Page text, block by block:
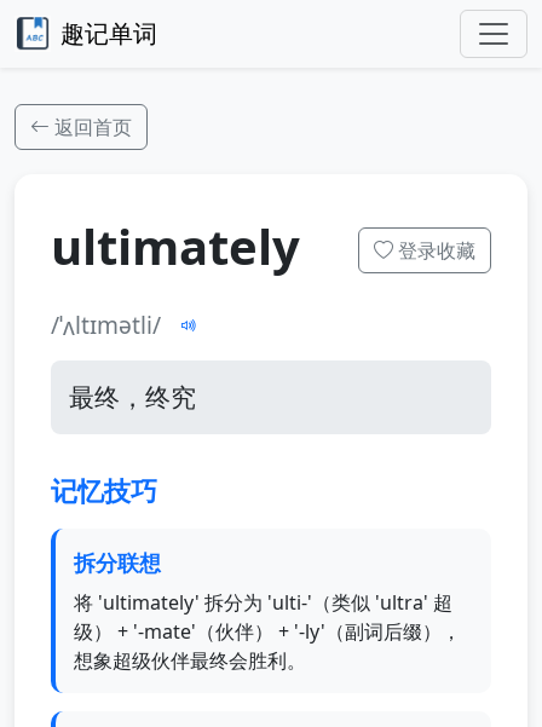
趣记单词
返回首页
ultimately 登录收藏
/ˈʌltɪmətli/
最终，终究
记忆技巧
拆分联想
将 'ultimately' 拆分为 'ulti-'（类似 'ultra' 超
级） + '-mate'（伙伴） + '-ly'（副词后缀），
想象超级伙伴最终会胜利。